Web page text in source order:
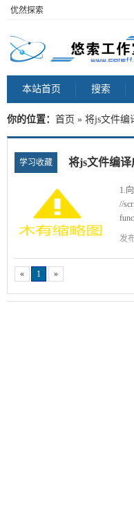
优然探索
本站首页 搜索
你的位置： 首页 » 将js文件编
学习收藏 将js文件编
1.
//
{
}
{
发
« 1 »